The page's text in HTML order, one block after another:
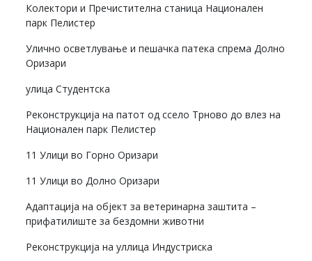
Колектори и Пречистителна станица Национален
парк Пелистер
Улично осветлување и пешачка патека спрема Долно
Оризари
улица Студентска
Реконструкција на патот од ссело Трново до влез на
Национален парк Пелистер
11 Улици во Горно Оризари
11 Улици во Долно Оризари
Адаптација на објект за ветеринарна заштита –
прифатилиште за бездомни животни
Реконструкција на уллица Индустриска